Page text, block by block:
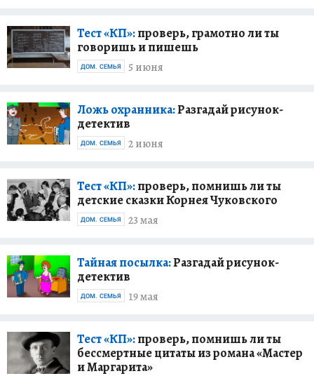
Тест «КП»:проверь, грамотно ли ты
говоришь и пишешь
5 июня
ДОМ. СЕМЬЯ
Ложь охранника:Разгадай рисунок-
детектив
2 июня
ДОМ. СЕМЬЯ
Тест «КП»:проверь, помнишь ли ты
детские сказки Корнея Чуковского
23 мая
ДОМ. СЕМЬЯ
Тайная посылка:Разгадай рисунок-
детектив
19 мая
ДОМ. СЕМЬЯ
Тест «КП»:проверь, помнишь ли ты
бессмертные цитаты из романа «Мастер
и Маргарита»